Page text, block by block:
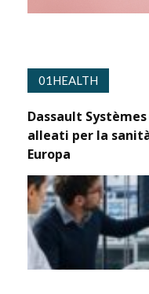
01HEALTH
Dassault
alleati per la
Europa